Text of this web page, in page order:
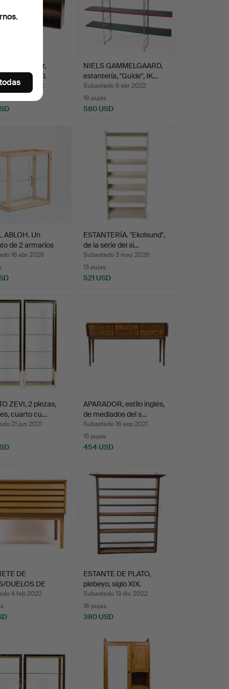
1 par,
años 60.
8 ene 2022
NIELS GAMMELGAARD,
estantería, "Guide", IK…
Subastado 6 abr 2022
18 pujas
580 USD
ABLOH. Un
de 2 armarios
16 abr 2026
ESTANTERÍA. "Ekolsund",
de la serie del si…
Subastado 3 may 2026
13 pujas
521 USD
ZEVI, 2 piezas,
cuarto cu…
21 jun 2021
APARADOR, estilo inglés,
de mediados del s…
Subastado 16 sep 2021
15 pujas
454 USD
DE
DUELOS DE
segund…
4 feb 2022
ESTANTE DE PLATO,
plebeyo, siglo XIX.
Subastado 13 dic 2022
18 pujas
380 USD